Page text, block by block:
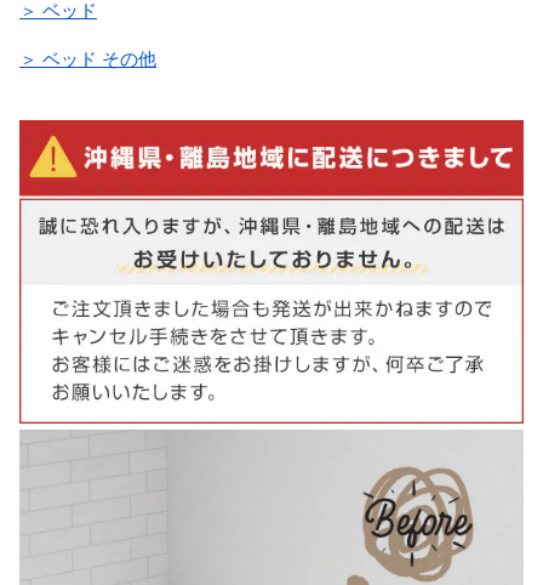
＞ ベッド
＞ ベッド その他